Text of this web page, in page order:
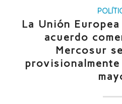
La Unión
acuerdo
Mercosur
provisionalmente